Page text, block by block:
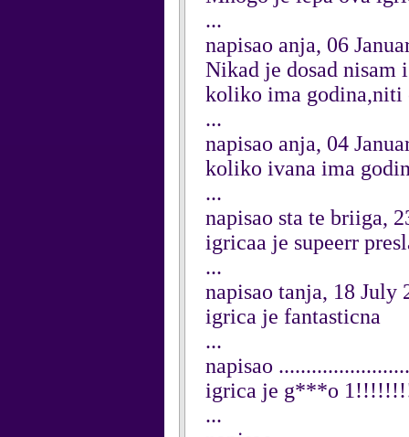
...
napisao anja, 06
Nikad je dosad nisam
koliko ima godina,niti
...
napisao anja, 04
koliko ivana ima
...
napisao sta te briiga,
igricaa je supeerr
...
napisao tanja, 18 July
igrica je fantasticna
...
napisao
igrica je g***o
...